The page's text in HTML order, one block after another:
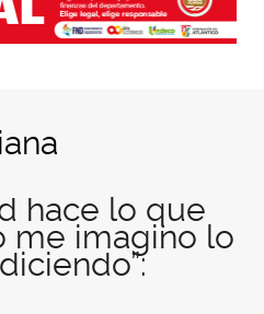
hace lo que
me imagino lo